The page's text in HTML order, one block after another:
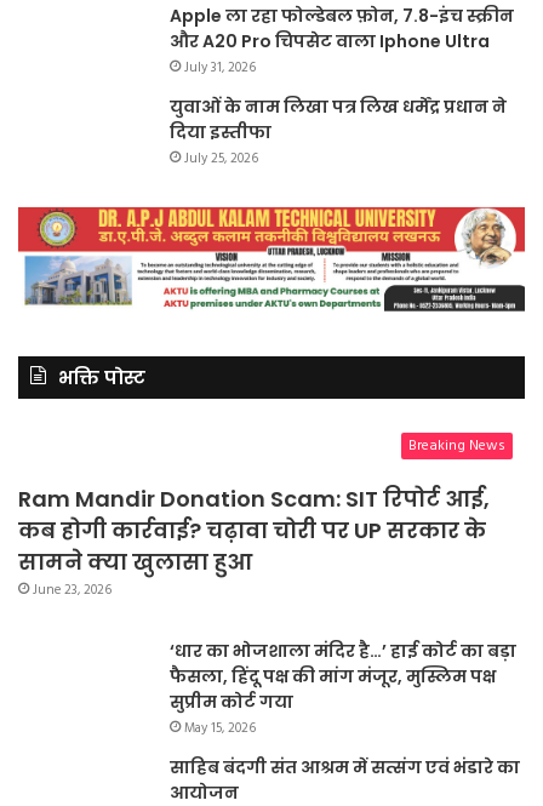
Apple ला रहा फोल्डेबल फ़ोन, 7.8-इंच स्क्रीन
और A20 Pro चिपसेट वाला Iphone Ultra
July 31, 2026
युवाओं के नाम लिखा पत्र लिख धर्मेंद्र प्रधान ने
दिया इस्तीफा
July 25, 2026
भक्ति पोस्ट
Breaking News
Ram Mandir Donation Scam: SIT रिपोर्ट आई,
कब होगी कार्रवाई? चढ़ावा चोरी पर UP सरकार के
सामने क्या खुलासा हुआ
June 23, 2026
‘धार का भोजशाला मंदिर है…’ हाई कोर्ट का बड़ा
फैसला, हिंदू पक्ष की मांग मंजूर, मुस्लिम पक्ष
सुप्रीम कोर्ट गया
May 15, 2026
साहिब बंदगी संत आश्रम में सत्संग एवं भंडारे का
आयोजन